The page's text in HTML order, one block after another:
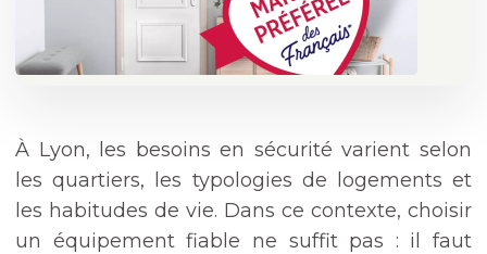
À Lyon, les besoins en sécurité varient selon
les quartiers, les typologies de logements et
les habitudes de vie. Dans ce contexte, choisir
un équipement fiable ne suffit pas : il faut